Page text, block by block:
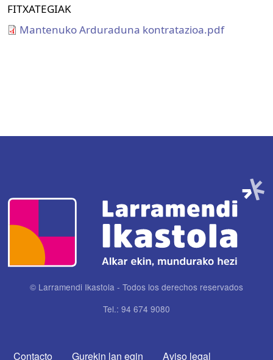
FITXATEGIAK
Mantenuko Arduraduna kontratazioa.pdf
© Larramendi Ikastola - Todos los derechos reservados
Tel.: 94 674 9080
CONTACTA CON NOSOTROS
Contacto Gurekin lan egin
Aviso legal